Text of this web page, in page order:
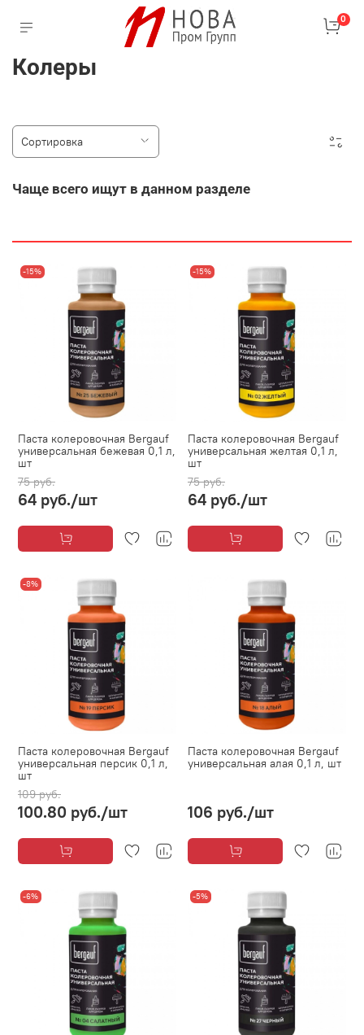
0
Колеры
Чаще всего ищут в данном разделе
-15%
Паста колеровочная Bergauf
универсальная бежевая 0,1 л,
шт
75 руб.
64 руб./шт
-15%
Паста колеровочная Bergauf
универсальная желтая 0,1 л,
шт
75 руб.
64 руб./шт
-8%
Паста колеровочная Bergauf
универсальная персик 0,1 л,
шт
109 руб.
100.80 руб./шт
Паста колеровочная Bergauf
универсальная алая 0,1 л, шт
106 руб./шт
-6% -5%